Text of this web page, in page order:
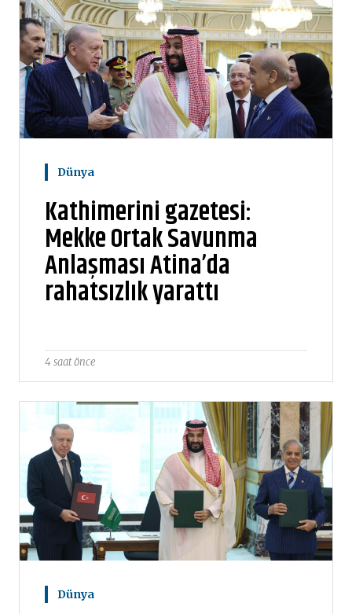
Dünya
Kathimerini gazetesi:
Mekke Ortak Savunma
Anlaşması Atina’da
rahatsızlık yarattı
4 saat önce
Dünya